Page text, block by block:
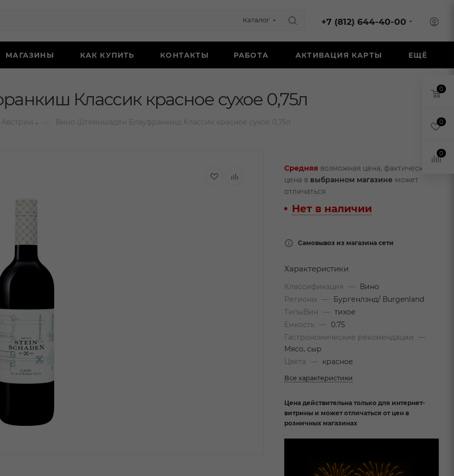
Каталог +7 (812) 644-40-00
МАГАЗИНЫ КАК КУПИТЬ КОНТАКТЫ РАБОТА АКТИВАЦИЯ КАРТЫ ЕЩЁ
Классик красное сухое 0,75л
Вино Штейншаден Блауфранкиш Классик красное сухое 0,75л
Средняя возможная цена, фактическая
цена в выбранном магазине может
отличаться
Нет в наличии
Самовывоз из магазина сети
Характеристики
Классификация —
Вино
Регионы
—
Бургенлэнд/ Burgenland
ТипыВин
— тихое
Емкость
—
0.75
Гастрономические рекомендации
—
Мясо, сыр
Цвета
— красное
Все характеристики
Цена действительна только для интернет-
витрины и может отличаться от цен в
розничных магазинах
0
0
0